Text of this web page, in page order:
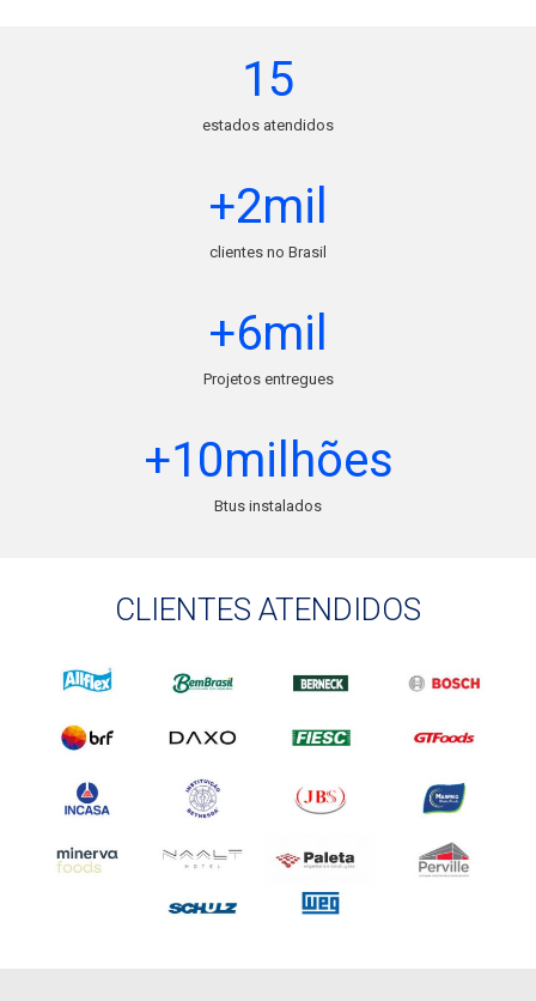
15
estados atendidos
+2mil
clientes no Brasil
+6mil
Projetos entregues
+10milhões
Btus instalados
CLIENTES ATENDIDOS